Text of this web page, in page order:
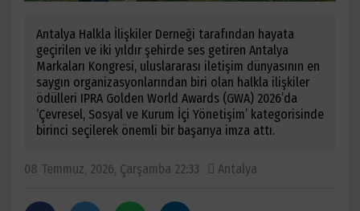
Antalya Halkla İlişkiler Derneği tarafından hayata
geçirilen ve iki yıldır şehirde ses getiren Antalya
Markaları Kongresi, uluslararası iletişim dünyasının en
saygın organizasyonlarından biri olan halkla ilişkiler
ödülleri IPRA Golden World Awards (GWA) 2026’da
‘Çevresel, Sosyal ve Kurum İçi Yönetişim’ kategorisinde
birinci seçilerek önemli bir başarıya imza attı.
08 Temmuz, 2026, Çarşamba 22:33 Antalya